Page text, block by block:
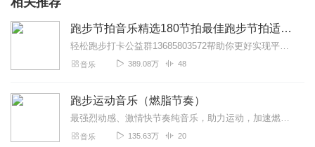
辑，希望音乐不断的增加，时间长了在好听的也会听厌的！
感谢主播，10分好评！！！
2022-02-19
谢谢蜗牛的【跑步音乐】，不但音乐长短可选，还可选择快
跑步节拍音乐精选180节拍最佳跑步节拍适合35-50年龄段
轻松跑步打卡公益群13685803572帮助你更好实现平均步频稳定在180，让你更省力跑步步频是什么？跑步的速度可以用一个简单的公式算出来，速度=步频X步幅...
音乐 389.08万 48
跑步运动音乐（燃脂节奏）
最强烈动感、激情快节奏纯音乐，助力运动，加速燃脂，听起来心潮澎湃!
音乐 135.63万 20